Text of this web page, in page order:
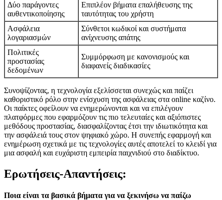
Δύο παράγοντες
αυθεντικοποίησης
Επιπλέον βήματα επαλήθευσης της
ταυτότητας του χρήστη
Ασφάλεια
λογαριασμών
Σύνθετοι κωδικοί και συστήματα
ανίχνευσης απάτης
Πολιτικές
προστασίας
δεδομένων
Συμμόρφωση με κανονισμούς και
διαφανείς διαδικασίες
Συνοψίζοντας, η τεχνολογία εξελίσσεται συνεχώς και παίζει
καθοριστικό ρόλο στην ενίσχυση της ασφάλειας στα online καζίνο.
Οι παίκτες οφείλουν να ενημερώνονται και να επιλέγουν
πλατφόρμες που εφαρμόζουν τις πιο τελευταίες και αξιόπιστες
μεθόδους προστασίας, διασφαλίζοντας έτσι την ιδιωτικότητα και
την ασφάλειά τους στον ψηφιακό χώρο. Η συνεπής εφαρμογή και
ενημέρωση σχετικά με τις τεχνολογίες αυτές αποτελεί το κλειδί για
μια ασφαλή και ευχάριστη εμπειρία παιχνιδιού στο διαδίκτυο.
Ερωτήσεις-Απαντήσεις:
Ποια είναι τα βασικά βήματα για να ξεκινήσω να παίζω